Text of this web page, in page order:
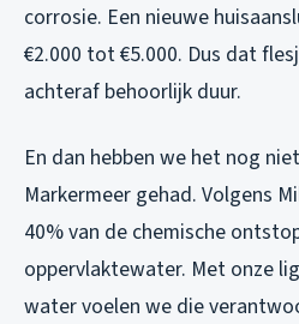
corrosie. Een nieuwe
€2.000 tot €5.000. Dus dat
achteraf behoorlijk duur.
En dan hebben we het nog
Markermeer gehad. Volgens
40% van de chemische
oppervlaktewater. Met onze
water voelen we die